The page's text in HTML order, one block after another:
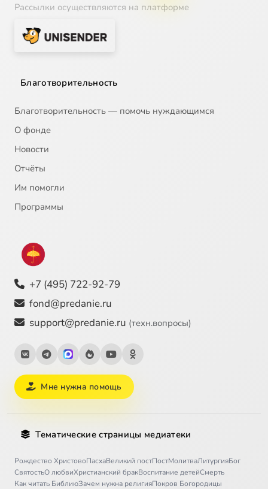
Рассылки осуществляются на платформе
Благотворительность
Благотворительность — помочь нуждающимся
О фонде
Новости
Отчёты
Им помогли
Программы
+7 (495) 722-92-79
fond@predanie.ru
support@predanie.ru (техн.вопросы)
Мне нужна помощь
Тематические страницы медиатеки
Рождество ХристовоПасхаВеликий постПостМолитваЛитургияБог
СвятостьО любвиХристианский бракВоспитание детейСмерть
Как читать БиблиюЗачем нужна религияПокров Богородицы